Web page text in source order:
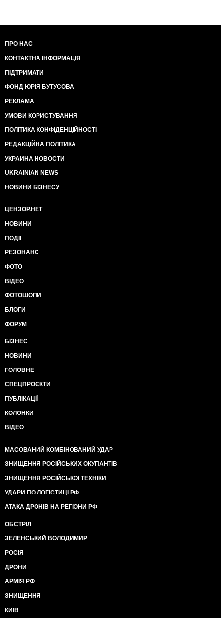
ПРО НАС
КОНТАКТНА ІНФОРМАЦІЯ
ПІДТРИМАТИ
ФОНД ЮРІЯ БУТУСОВА
РЕКЛАМА
УМОВИ КОРИСТУВАННЯ
ПОЛІТИКА КОНФІДЕНЦІЙНОСТІ
РЕДАКЦІЙНА ПОЛІТИКА
УКРАИНА НОВОСТИ
UKRAINIAN NEWS
НОВИНИ БІЗНЕСУ
ЦЕНЗОР.НЕТ
НОВИНИ
ПОДІЇ
РЕЗОНАНС
ФОТО
ВІДЕО
ФОТОШОПИ
БЛОГИ
ФОРУМ
БІЗНЕС
НОВИНИ
ГОЛОВНЕ
СПЕЦПРОЄКТИ
ПУБЛІКАЦІЇ
КОЛОНКИ
ВІДЕО
МАСОВАНИЙ КОМБІНОВАНИЙ УДАР
ЗНИЩЕННЯ РОСІЙСЬКИХ ОКУПАНТІВ
ЗНИЩЕННЯ РОСІЙСЬКОЇ ТЕХНІКИ
УДАРИ ПО ЛОГІСТИЦІ РФ
АТАКА ДРОНІВ НА РЕГІОНИ РФ
ОБСТРІЛ
ЗЕЛЕНСЬКИЙ ВОЛОДИМИР
РОСІЯ
ДРОНИ
АРМІЯ РФ
ЗНИЩЕННЯ
КИЇВ